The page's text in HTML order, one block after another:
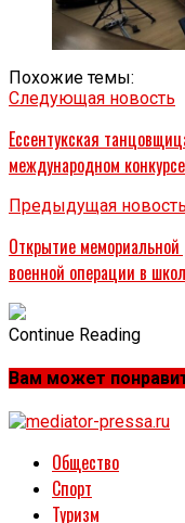
Похожие темы:
Следующая новость
Ессентукская
международном
Предыдущая новость
Открытие мемориальной
военной операции в
Continue Reading
Вам может
Общество
Спорт
Туризм